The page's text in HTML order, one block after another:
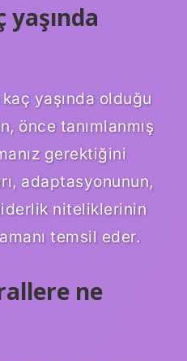
kaç yaşında olduğu
önce tanımlanmış
gerektiğini
adaptasyonunun,
liderlik niteliklerinin
temsil eder.
ne